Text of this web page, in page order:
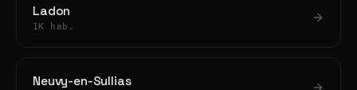
Ladon
1K hab.
Neuvy-en-Sullias